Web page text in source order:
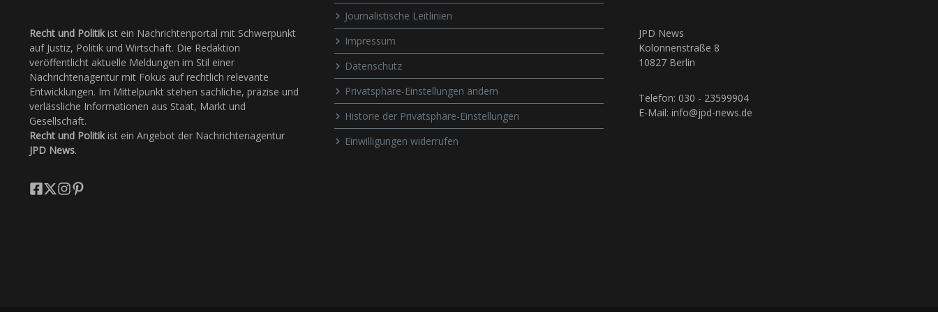
Recht und Politikist ein Nachrichtenportal mit Schwerpunkt
auf Justiz, Politik und Wirtschaft. Die Redaktion
veröffentlicht aktuelle Meldungen im Stil einer
Nachrichtenagentur mit Fokus auf rechtlich relevante
Entwicklungen. Im Mittelpunkt stehen sachliche, präzise und
verlässliche Informationen aus Staat, Markt und
Gesellschaft.
Recht und Politikist ein Angebot der Nachrichtenagentur
JPD News.
Journalistische Leitlinien
Impressum
Datenschutz
Privatsphäre-Einstellungen ändern
Historie der Privatsphäre-Einstellungen
Einwilligungen widerrufen
JPD News
Kolonnenstraße 8
10827 Berlin
Telefon: 030 - 23599904
E-Mail: info@jpd-news.de